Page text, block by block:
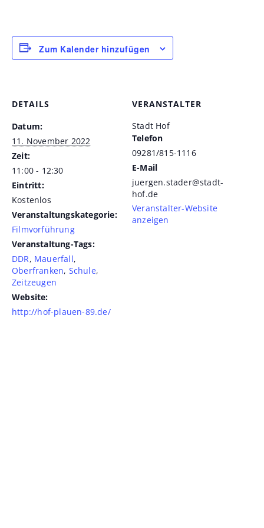
Zum Kalender hinzufügen
DETAILS
Datum:
11. November 2022
Zeit:
11:00 - 12:30
Eintritt:
Kostenlos
Veranstaltungskategorie:
Filmvorführung
Veranstaltung-Tags:
DDR, Mauerfall,
Oberfranken, Schule,
Zeitzeugen
Website:
http://hof-plauen-89.de/
VERANSTALTER
Stadt Hof
Telefon
09281/815-1116
E-Mail
juergen.stader@stadt-
hof.de
Veranstalter-Website
anzeigen